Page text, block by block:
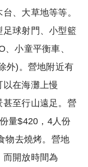
、大草地等等。
球射門、小型籃
小童平衡車、
外)。營地附近有
在海灘上慢
至行山遠足。營
量$420，4人份
物去燒烤。營地
而開放時間為